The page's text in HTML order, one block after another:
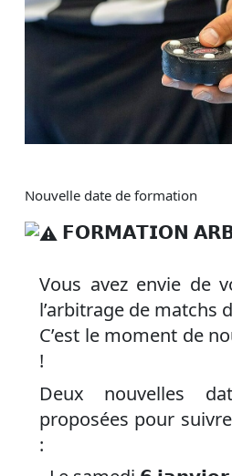
Nouvelle date de formation
𝗙𝗢𝗥𝗠𝗔𝗧𝗜𝗢𝗡
Vous avez envie de
l’arbitrage de matchs
C’est le moment de
!
Deux nouvelles
proposées pour
: